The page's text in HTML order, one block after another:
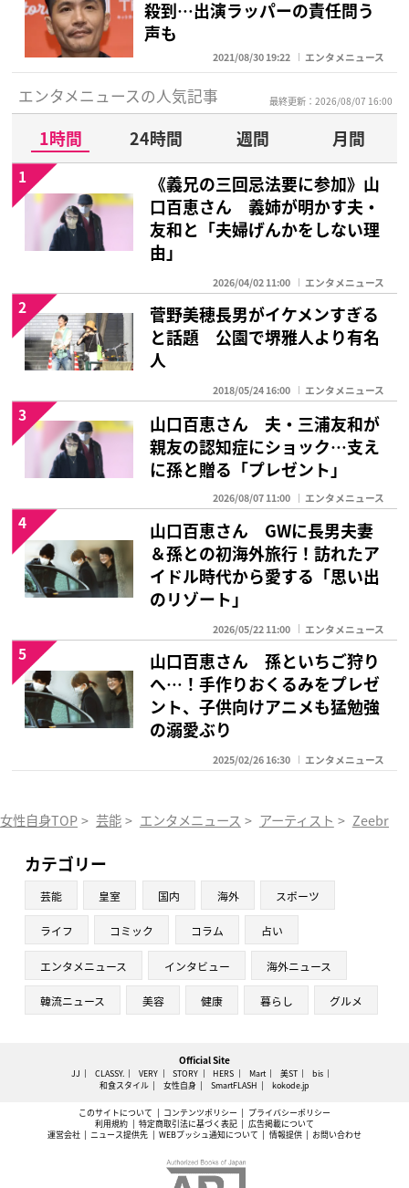
殺到…出演ラッパーの責任問う
声も
2021/08/30 19:22 エンタメニュース
エンタメニュースの人気記事 最終更新：2026/08/07 16:00
1時間 24時間 週間
月間
《義兄の三回忌法要に参加》山
口百恵さん 義姉が明かす夫・
友和と「夫婦げんかをしない理
由」
2026/04/02 11:00 エンタメニュース
1
菅野美穂長男がイケメンすぎる
と話題 公園で堺雅人より有名
人
2018/05/24 16:00 エンタメニュース
2
山口百恵さん 夫・三浦友和が
親友の認知症にショック…支え
に孫と贈る「プレゼント」
2026/08/07 11:00 エンタメニュース
3
山口百恵さん GWに長男夫妻
＆孫との初海外旅行！訪れたア
イドル時代から愛する「思い出
のリゾート」
2026/05/22 11:00 エンタメニュース
4
山口百恵さん 孫といちご狩り
へ…！手作りおくるみをプレゼ
ント、子供向けアニメも猛勉強
の溺愛ぶり
2025/02/26 16:30 エンタメニュース
5
女性自身TOP > 芸能 > エンタメニュース > アーティスト > Zeebra
カテゴリー
芸能 皇室 国内 海外 スポーツ
ライフ コミック コラム 占い
エンタメニュース インタビュー 海外ニュース
韓流ニュース 美容 健康 暮らし グルメ
Official Site
JJ CLASSY. VERY STORY HERS Mart 美ST
bis
和食スタイル
女性自身 SmartFLASH kokode.jp
このサイトについて コンテンツポリシー
プライバシーポリシー
利用規約
特定商取引法に基づく表記
広告掲載について
運営会社
ニュース提供先 WEBプッシュ通知について 情報提供 お問い合わせ